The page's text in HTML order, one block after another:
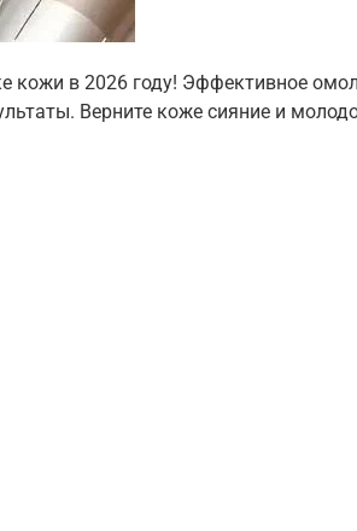
кожи в 2026 году! Эффективное
Верните коже сияние и